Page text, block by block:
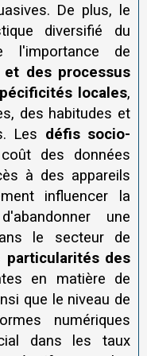
De plus, le
diversifié du
l'importance de
et des processus
locales,
des habitudes et
Les défis socio-
des données
à des appareils
influencer la
une
le secteur de
particularités des
en matière de
que le niveau de
numériques
dans les taux